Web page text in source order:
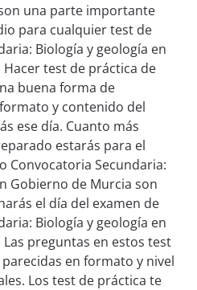
una parte importante
para cualquier test de
Biología y geología en
test de práctica de
buena forma de
y contenido del
ese día. Cuanto más
estarás para el
Convocatoria Secundaria:
Gobierno de Murcia son
el día del examen de
Biología y geología en
preguntas en estos test
en formato y nivel
Los test de práctica te